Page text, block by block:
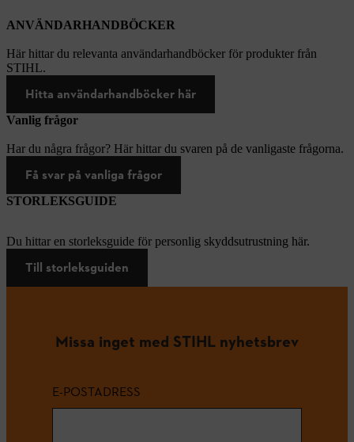
ANVÄNDARHANDBÖCKER
Här hittar du relevanta användarhandböcker för produkter från
STIHL.
Hitta användarhandböcker här
Vanlig frågor
Har du några frågor? Här hittar du svaren på de vanligaste frågorna.
Få svar på vanliga frågor
STORLEKSGUIDE
Du hittar en storleksguide för personlig skyddsutrustning här.
Till storleksguiden
Missa inget med STIHL nyhetsbrev
E-POSTADRESS